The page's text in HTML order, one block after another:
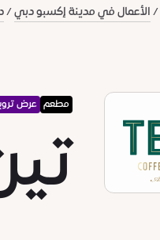
الأعمال في مدينة إكسبو دبي
مطعم عرض
تين